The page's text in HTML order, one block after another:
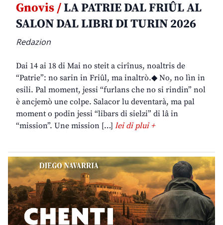
Gnovis /LA PATRIE DAL FRIÛL AL
SALON DAL LIBRI DI TURIN 2026
Redazion
Dai 14 ai 18 di Mai no steit a cirînus, noaltris de
“Patrie”: no sarin in Friûl, ma inaltrò.◆ No, no lìn in
esili. Pal moment, jessi “furlans che no si rindin” nol
è ancjemò une colpe. Salacor lu deventarà, ma pal
moment o podin jessi “libars di sielzi” di lâ in
“mission”. Une mission […] lei di plui +